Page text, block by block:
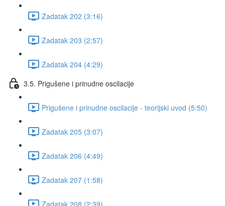
Zadatak 202 (3:16)
Zadatak 203 (2:57)
Zadatak 204 (4:29)
3.5. Prigušene i prinudne oscilacije
Prigušene i prinudne oscilacije - teorijski uvod (5:50)
Zadatak 205 (3:07)
Zadatak 206 (4:49)
Zadatak 207 (1:58)
Zadatak 208 (2:39)